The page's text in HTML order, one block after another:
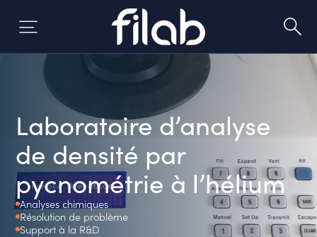
Laboratoire d’analyse
de densité par
pycnométrie à l’hélium
Analyses chimiques
Résolution de problème
Support à la R&D